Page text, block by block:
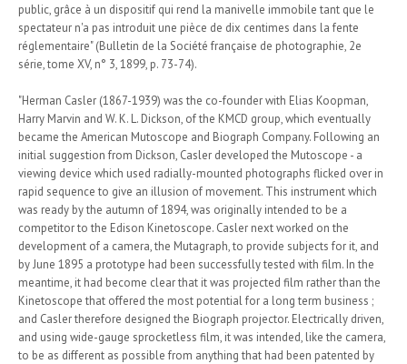
public, grâce à un dispositif qui rend la manivelle immobile tant que le
spectateur n'a pas introduit une pièce de dix centimes dans la fente
réglementaire" (Bulletin de la Société française de photographie, 2e
série, tome XV, n° 3, 1899, p. 73-74).
"Herman Casler (1867-1939) was the co-founder with Elias Koopman,
Harry Marvin and W. K. L. Dickson, of the KMCD group, which eventually
became the American Mutoscope and Biograph Company. Following an
initial suggestion from Dickson, Casler developed the Mutoscope - a
viewing device which used radially-mounted photographs flicked over in
rapid sequence to give an illusion of movement. This instrument which
was ready by the autumn of 1894, was originally intended to be a
competitor to the Edison Kinetoscope. Casler next worked on the
development of a camera, the Mutagraph, to provide subjects for it, and
by June 1895 a prototype had been successfully tested with film. In the
meantime, it had become clear that it was projected film rather than the
Kinetoscope that offered the most potential for a long term business ;
and Casler therefore designed the Biograph projector. Electrically driven,
and using wide-gauge sprocketless film, it was intended, like the camera,
to be as different as possible from anything that had been patented by